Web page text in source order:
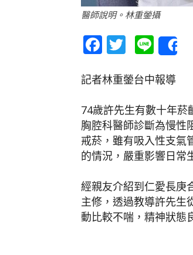
醫師說明。林重鎣攝
Facebook
Twitter
Line
記者林重鎣台中報導
74歲許先生有數十年
胸腔科醫師診斷為慢性
戒菸，雖有吸入性支氣
的情況，嚴重影響日常
經親友介紹到仁愛長庚
主修，透過教導許先生
動比較不喘，精神狀態